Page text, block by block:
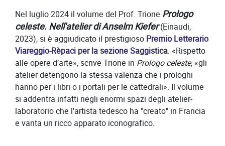
Nel luglio 2024 il volume del Prof. Trione Prologo
celeste. Nell'atelier di Anselm Kiefer (Einaudi,
2023), si è aggiudicato il prestigioso Premio Letterario
Viareggio-Rèpaci per la sezione Saggistica. «Rispetto
alle opere d’arte», scrive Trione in Prologo celeste, «gli
atelier detengono la stessa valenza che i prologhi
hanno per i libri o i portali per le cattedrali». Il volume
si addentra infatti negli enormi spazi degli atelier-
laboratorio che l'artista tedesco ha "creato" in Francia
e vanta un ricco apparato iconografico.